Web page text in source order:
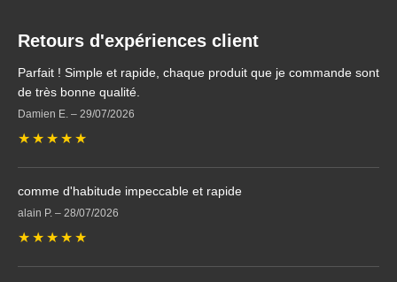
Retours d'expériences client
Parfait ! Simple et rapide, chaque produit que je commande sont
de très bonne qualité.
Damien E. – 29/07/2026
★ ★ ★ ★ ★
comme d'habitude impeccable et rapide
alain P. – 28/07/2026
★ ★ ★ ★ ★